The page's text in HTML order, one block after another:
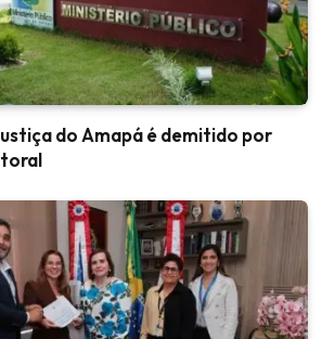
do Amapá é demitido por